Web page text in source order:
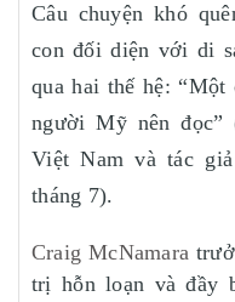
Câu chuyện khó
con đối diện với di
qua hai thế hệ: “Một
người Mỹ nên đọc”
Việt Nam và tác
tháng 7).
Craig McNamara
trị hỗn loạn và đầy